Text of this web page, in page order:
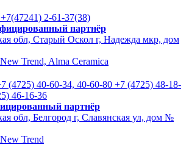
+7(47241) 2-61-37(38)
партнёр
обл, Старый Оскол г, Надежда мкр, дом
Trend, Alma Ceramica
(4725) 40-60-34, 40-60-80 +7 (4725) 48-18-
46-16-36
партнёр
обл, Белгород г, Славянская ул, дом №
Trend